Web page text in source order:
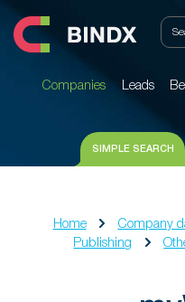
Companies Leads
Companies Leads
SIMPLE SEARCH
Home Company
Publishing